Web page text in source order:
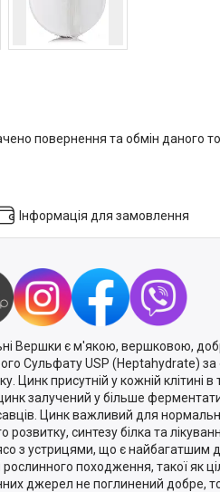
повернення та обмін даного
Інформація для замовлення
Вершки є м'якою, вершковою,
Сульфату USP (Heptahydrate)
Цинк присутній у кожній клітині в
залучений у більше
Цинк важливий для
розвитку, синтезу білка та
з устрицями, що є найбагатшим
рослинного походження, такої як
джерел не поглинений добре,